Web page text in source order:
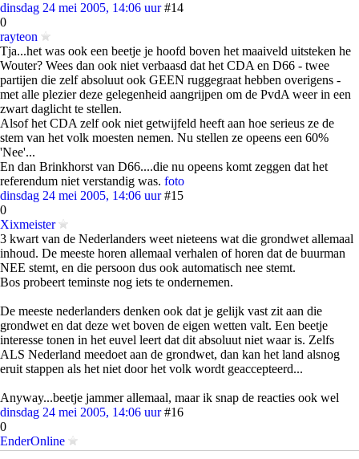
dinsdag 24 mei 2005, 14:06 uur #14
0
rayteon
Tja...het was ook een beetje je hoofd boven het maaiveld uitsteken he
Wouter? Wees dan ook niet verbaasd dat het CDA en D66 - twee
partijen die zelf absoluut ook GEEN ruggegraat hebben overigens -
met alle plezier deze gelegenheid aangrijpen om de PvdA weer in een
zwart daglicht te stellen.
Alsof het CDA zelf ook niet getwijfeld heeft aan hoe serieus ze de
stem van het volk moesten nemen. Nu stellen ze opeens een 60%
'Nee'...
En dan Brinkhorst van D66....die nu opeens komt zeggen dat het
referendum niet verstandig was. foto
dinsdag 24 mei 2005, 14:06 uur #15
0
Xixmeister
3 kwart van de Nederlanders weet nieteens wat die grondwet allemaal
inhoud. De meeste horen allemaal verhalen of horen dat de buurman
NEE stemt, en die persoon dus ook automatisch nee stemt.
Bos probeert teminste nog iets te ondernemen.
De meeste nederlanders denken ook dat je gelijk vast zit aan die
grondwet en dat deze wet boven de eigen wetten valt. Een beetje
interesse tonen in het euvel leert dat dit absoluut niet waar is. Zelfs
ALS Nederland meedoet aan de grondwet, dan kan het land alsnog
eruit stappen als het niet door het volk wordt geaccepteerd...
Anyway...beetje jammer allemaal, maar ik snap de reacties ook wel
dinsdag 24 mei 2005, 14:06 uur #16
0
EnderOnline